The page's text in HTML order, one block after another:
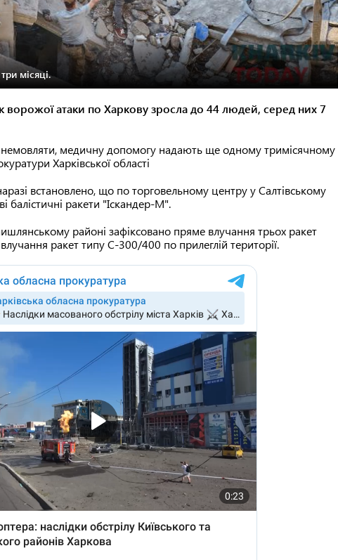
місяці.
ворожої атаки по Харкову зросла до 44 людей, серед них 7
немовляти, медичну допомогу надають ще одному тримісячному
Харківської області
встановлено, що по торговельному центру у Салтівському
балістичні ракети "Іскандер-М".
районі зафіксовано пряме влучання трьох ракет
ракет типу С-300/400 по прилеглій території.